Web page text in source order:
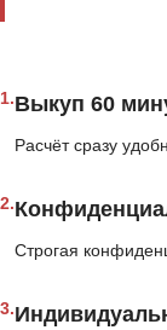
1.Выкуп 60
Расчёт сразу
2.
Строгая
3.